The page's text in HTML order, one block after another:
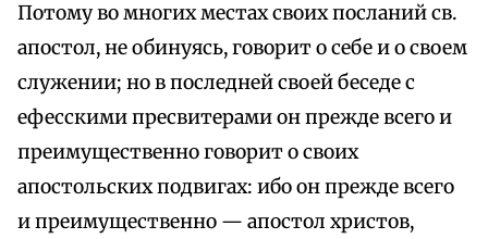
Потому во многих местах своих посланий св.
апостол, не обинуясь, говорит о себе и о своем
служении; но в последней своей беседе с
ефесскими пресвитерами он прежде всего и
преимущественно говорит о своих
апостольских подвигах: ибо он прежде всего
и преимущественно — апостол христов,